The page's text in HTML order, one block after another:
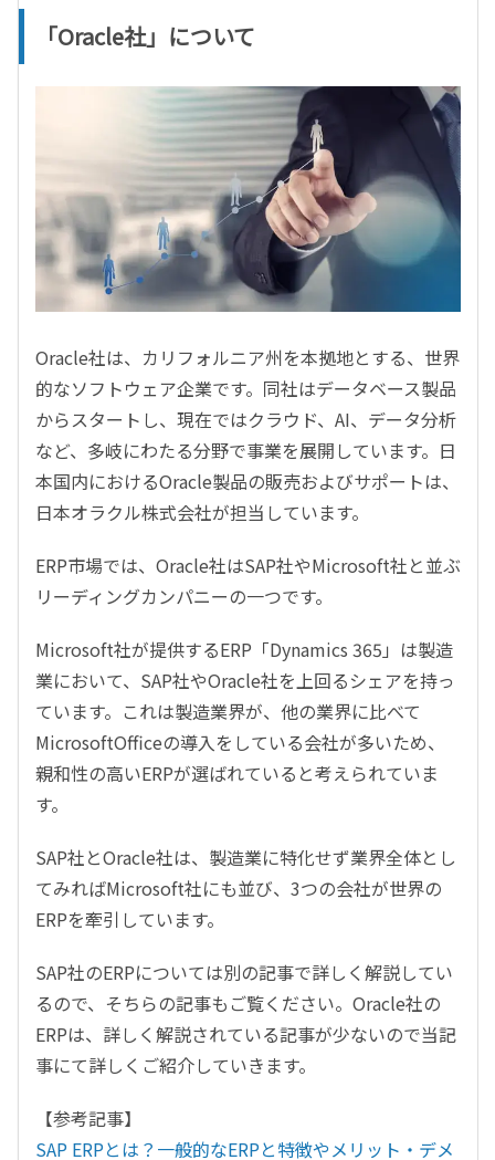
「Oracle社」について
Oracle社は、カリフォルニア州を本拠地とする、世界
的なソフトウェア企業です。同社はデータベース製品
からスタートし、現在ではクラウド、AI、データ分析
など、多岐にわたる分野で事業を展開しています。日
本国内におけるOracle製品の販売およびサポートは、
日本オラクル株式会社が担当しています。
ERP市場では、Oracle社はSAP社やMicrosoft社と並ぶ
リーディングカンパニーの一つです。
Microsoft社が提供するERP「Dynamics 365」は製造
業において、SAP社やOracle社を上回るシェアを持っ
ています。これは製造業界が、他の業界に比べて
MicrosoftOfficeの導入をしている会社が多いため、
親和性の高いERPが選ばれていると考えられていま
す。
SAP社とOracle社は、製造業に特化せず業界全体とし
てみればMicrosoft社にも並び、3つの会社が世界の
ERPを牽引しています。
SAP社のERPについては別の記事で詳しく解説してい
るので、そちらの記事もご覧ください。Oracle社の
ERPは、詳しく解説されている記事が少ないので当記
事にて詳しくご紹介していきます。
【参考記事】
SAP ERPとは？一般的なERPと特徴やメリット・デメ